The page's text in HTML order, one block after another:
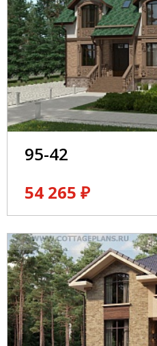
95-42
54 265 ₽